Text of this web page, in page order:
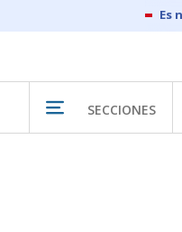
SECCIONES